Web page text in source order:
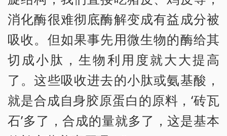
消化酶很难彻底酶解变成有益成分被
吸收。但如果事先用微生物的酶给其
切成小肽，生物利用度就大大提高
了。这些吸收进去的小肽或氨基酸，
就是合成自身胶原蛋白的原料，‘砖瓦
石’多了，合成的量就多了，这是基本